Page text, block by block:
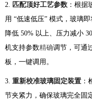
2. 匹配顶好工艺参数 ：根
用 “低速低压” 模式，玻璃
降低 50% 以上、压力减小
机支持参数精确调节，可通
板，一键调用。
3. 重新校准玻璃固定装置 ：
节夹紧力，确保玻璃完全固